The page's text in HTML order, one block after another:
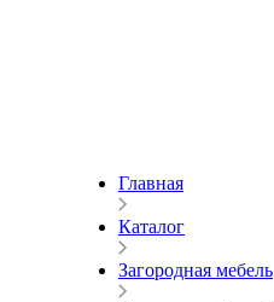
Главная
Каталог
Загородная мебель